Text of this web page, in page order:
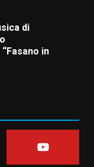
di
in
dal